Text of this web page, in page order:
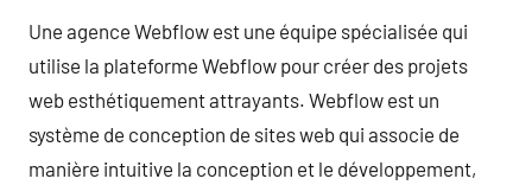
Une agence Webflow est une équipe spécialisée qui
utilise la plateforme Webflow pour créer des projets
web esthétiquement attrayants. Webflow est un
système de conception de sites web qui associe de
manière intuitive la conception et le développement,